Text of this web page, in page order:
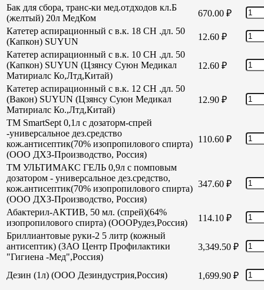
Бак для сбора, транс-ки мед.отдходов кл.Б
(желтый) 20л МедКом
670.00 ₽
Катетер аспирационный с в.к. 18 СН .дл. 50
(Капкон) SUYUN
12.60 ₽
Катетер аспирационный с в.к. 10 СН .дл. 50
(Капкон) SUYUN (Цзянсу Суюн Медикал
Матириалс Ко,Лтд,Китай)
12.60 ₽
Катетер аспирационный с в.к. 12 СН .дл. 50
(Вакон) SUYUN (Цзянсу Суюн Медикал
Матириалс Ко.,Лтд,Китай)
12.90 ₽
TM SmartSept 0,1л с дозаторм-спрей
-универсальное дез.средство
кож.антисептик(70% изопропилового спирта)
(ООО ДХЗ-Производство, Россия)
110.60 ₽
TM УЛЬТИМАКС ГЕЛЬ 0,9л с помповым
дозатором - универсальное дез.средство,
кож.антисептик(70% изопропилового спирта)
(ООО ДХЗ-Производство, Россия)
347.60 ₽
Абактерил-АКТИВ, 50 мл. (спрей)(64%
изопропилового спирта) (ОООРудез,Россия)
114.10 ₽
Бриллиантовые руки-2 5 литр (кожный
антисептик) (ЗАО Центр Профилактики
"Гигиена -Мед",Россия)
3,349.50 ₽
Дезин (1л) (ООО Дезиндустрия,Россия) 1,699.90 ₽